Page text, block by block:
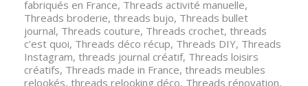
fabriqués en France, Threads activité manuelle,
Threads broderie, threads bujo, Threads bullet
journal, Threads couture, Threads crochet, threads
c’est quoi, Threads déco récup, Threads DIY, Threads
Instagram, threads journal créatif, Threads loisirs
créatifs, Threads made in France, threads meubles
relookés, threads relooking déco, Threads rénovation,